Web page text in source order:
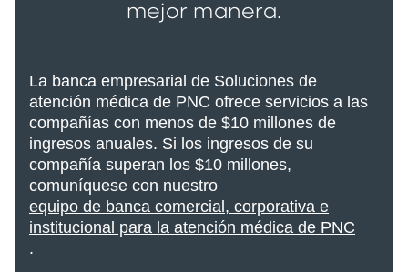
mejor manera.
La banca empresarial de Soluciones de
atención médica de PNC ofrece servicios a las
compañías con menos de $10 millones de
ingresos anuales. Si los ingresos de su
compañía superan los $10 millones,
comuníquese con nuestro
equipo de banca comercial, corporativa e
institucional para la atención médica de PNC
.